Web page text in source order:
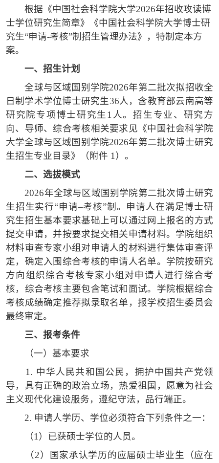
根据《中国社会科学院大学2026年招收攻读博
士学位研究生简章》《中国社会科学院大学博士研
究生“申请-考核”制招生管理办法》，特制定本方
案。
一、 招生计划
全球与区域国别学院2026年第二批次拟招收全
日制学术学位博士研究生36人，含教育部云南高等
研究院专项博士研究生1人。招生专业、研究方
向、导师、综合考核相关要求见《中国社会科学院
大学全球与区域国别学院2026年第二批次博士研究
生招生专业目录》（附件 1）。
二、 选拔模式
2026年全球与区域国别学院第二批次博士研究
生招生实行“申请–考核”制。申请人在满足博士研
究生招生基本要求基础上可以通过网上报名的方式
提交申请，并按要求提交相关申请材料。学院组织
材料审查专家小组对申请人的材料进行集体审查评
定，确定入围综合考核的申请人名单。学院按研究
方向组织综合考核专家小组对申请人进行综合考
核，综合考核主要包含笔试和面试。学院根据综合
考核成绩确定推荐拟录取名单，报学校招生委员会
最终审定。
三、 报考条件
（一） 基本要求
1. 中华人民共和国公民，拥护中国共产党领
导，具有正确的政治立场，热爱祖国，愿意为社会
主义现代化建设服务，遵纪守法，品行端正。
2. 申请人学历、学位必须符合下列条件之一：
（1） 已获硕士学位的人员。
（2）
国家承认学历的应届硕士毕业生（应在